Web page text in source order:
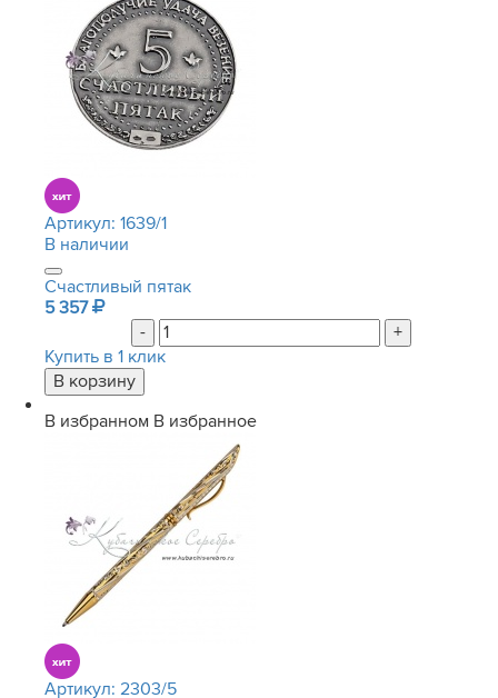
Артикул: 1639/1
В наличии
Счастливый пятак
5 357
-
+
Купить в 1 клик
В избранном В избранное
Артикул: 2303/5